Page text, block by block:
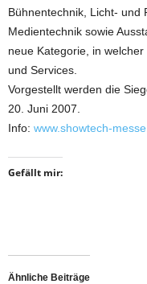
Bühnentechnik, Licht- und
Medientechnik sowie
neue Kategorie, in
und Services.
Vorgestellt werden die
20. Juni 2007.
Info: www.showtech-
Gefällt mir:
Ähnliche Beiträge